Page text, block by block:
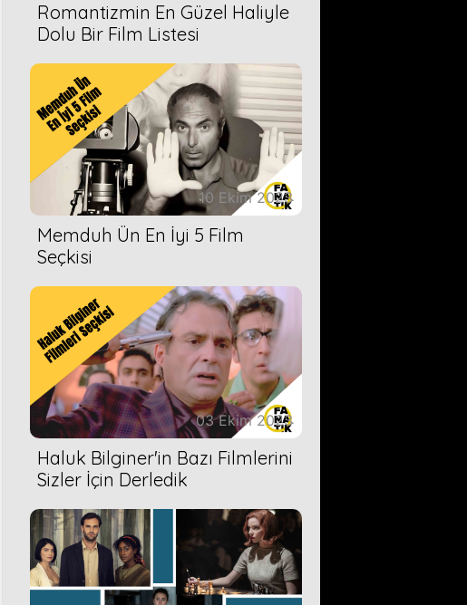
Romantizmin En Güzel Haliyle
Dolu Bir Film Listesi
10 Ekim 2023
Memduh Ün En İyi 5 Film
Seçkisi
03 Ekim 2023
Haluk Bilginer'in Bazı Filmlerini
Sizler İçin Derledik